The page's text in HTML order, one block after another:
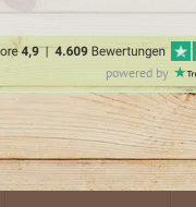
powered by